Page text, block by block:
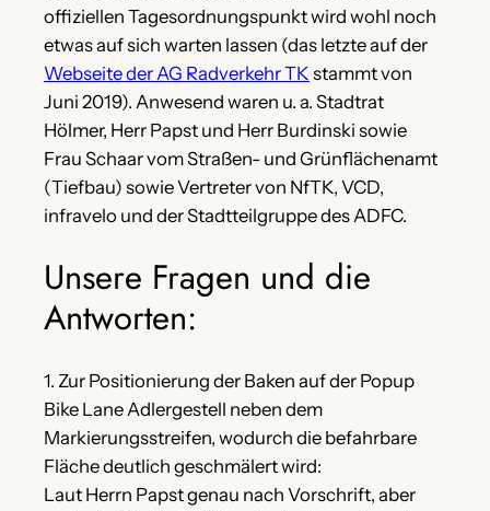
offiziellen Tagesordnungspunkt wird wohl noch
etwas auf sich warten lassen (das letzte auf der
Webseite der AG Radverkehr TK stammt von
Juni 2019). Anwesend waren u. a. Stadtrat
Hölmer, Herr Papst und Herr Burdinski sowie
Frau Schaar vom Straßen- und Grünflächenamt
(Tiefbau) sowie Vertreter von NfTK, VCD,
infravelo und der Stadtteilgruppe des ADFC.
Unsere Fragen und die
Antworten:
1. Zur Positionierung der Baken auf der Popup
Bike Lane Adlergestell neben dem
Markierungsstreifen, wodurch die befahrbare
Fläche deutlich geschmälert wird:
Laut Herrn Papst genau nach Vorschrift, aber